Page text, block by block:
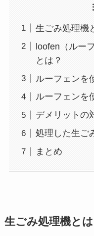
生ごみ処理機
loofen（ルー
とは？
ルーフェンを
ルーフェンを
デメリットの
処理した生ご
まとめ
生ごみ処理機とは